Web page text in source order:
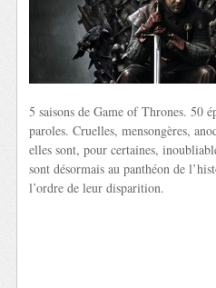
5 saisons de Game of Thrones. 50
paroles. Cruelles, mensongères,
elles sont, pour certaines,
sont désormais au panthéon de
l’ordre de leur disparition.